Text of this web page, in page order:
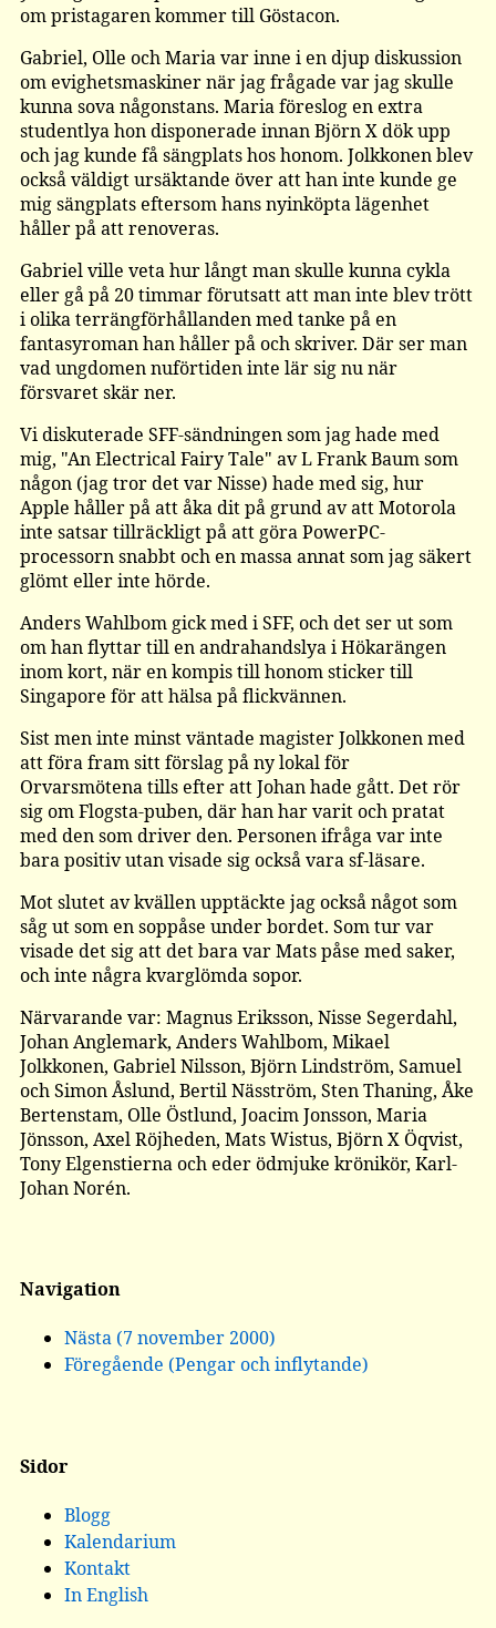
om pristagaren kommer till Göstacon.
Gabriel, Olle och Maria var inne i en djup diskussion
om evighetsmaskiner när jag frågade var jag skulle
kunna sova någonstans. Maria föreslog en extra
studentlya hon disponerade innan Björn X dök upp
och jag kunde få sängplats hos honom. Jolkkonen blev
också väldigt ursäktande över att han inte kunde ge
mig sängplats eftersom hans nyinköpta lägenhet
håller på att renoveras.
Gabriel ville veta hur långt man skulle kunna cykla
eller gå på 20 timmar förutsatt att man inte blev trött
i olika terrängförhållanden med tanke på en
fantasyroman han håller på och skriver. Där ser man
vad ungdomen nuförtiden inte lär sig nu när
försvaret skär ner.
Vi diskuterade SFF-sändningen som jag hade med
mig, "An Electrical Fairy Tale" av L Frank Baum som
någon (jag tror det var Nisse) hade med sig, hur
Apple håller på att åka dit på grund av att Motorola
inte satsar tillräckligt på att göra PowerPC-
processorn snabbt och en massa annat som jag säkert
glömt eller inte hörde.
Anders Wahlbom gick med i SFF, och det ser ut som
om han flyttar till en andrahandslya i Hökarängen
inom kort, när en kompis till honom sticker till
Singapore för att hälsa på flickvännen.
Sist men inte minst väntade magister Jolkkonen med
att föra fram sitt förslag på ny lokal för
Orvarsmötena tills efter att Johan hade gått. Det rör
sig om Flogsta-puben, där han har varit och pratat
med den som driver den. Personen ifråga var inte
bara positiv utan visade sig också vara sf-läsare.
Mot slutet av kvällen upptäckte jag också något som
såg ut som en soppåse under bordet. Som tur var
visade det sig att det bara var Mats påse med saker,
och inte några kvarglömda sopor.
Närvarande var: Magnus Eriksson, Nisse Segerdahl,
Johan Anglemark, Anders Wahlbom, Mikael
Jolkkonen, Gabriel Nilsson, Björn Lindström, Samuel
och Simon Åslund, Bertil Näsström, Sten Thaning, Åke
Bertenstam, Olle Östlund, Joacim Jonsson, Maria
Jönsson, Axel Röjheden, Mats Wistus, Björn X Öqvist,
Tony Elgenstierna och eder ödmjuke krönikör, Karl-
Johan Norén.
Navigation
Nästa (7 november 2000)
Föregående (Pengar och inflytande)
Sidor
Blogg
Kalendarium
Kontakt
In English